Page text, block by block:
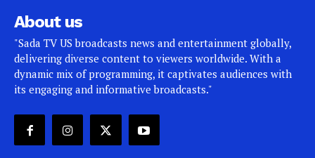
About us
"Sada TV US broadcasts news and entertainment globally,
delivering diverse content to viewers worldwide. With a
dynamic mix of programming, it captivates audiences with
its engaging and informative broadcasts."